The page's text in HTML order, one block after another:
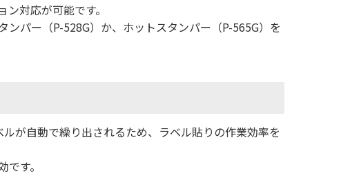
対応が可能です。
パー（P-528G）か、ホットスタンパー（P-565G）を
が自動で繰り出されるため、ラベル貼りの作業効率を
す。